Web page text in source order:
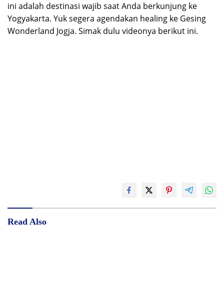
ini adalah destinasi wajib saat Anda berkunjung ke
Yogyakarta. Yuk segera agendakan healing ke Gesing
Wonderland Jogja. Simak dulu videonya berikut ini.
Read Also